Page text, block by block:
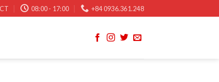
08:00 - 17:00 +84 0936.361.248